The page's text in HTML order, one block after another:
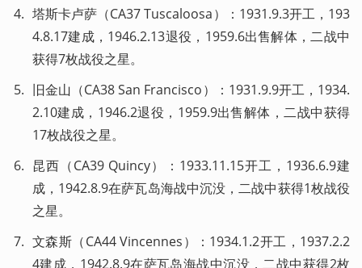
塔斯卡卢萨（CA37 Tuscaloosa）：1931.9.3开工，193
4.8.17建成，1946.2.13退役，1959.6出售解体，二战中
获得7枚战役之星。
旧金山（CA38 San Francisco）：1931.9.9开工，1934.
2.10建成，1946.2退役，1959.9出售解体，二战中获得
17枚战役之星。
昆西（CA39 Quincy）：1933.11.15开工，1936.6.9建
成，1942.8.9在萨瓦岛海战中沉没，二战中获得1枚战役
之星。
文森斯（CA44 Vincennes）：1934.1.2开工，1937.2.2
4建成，1942.8.9在萨瓦岛海战中沉没，二战中获得2枚